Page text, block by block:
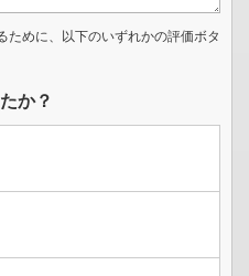
ために、以下のいずれかの評価ボタ
か？